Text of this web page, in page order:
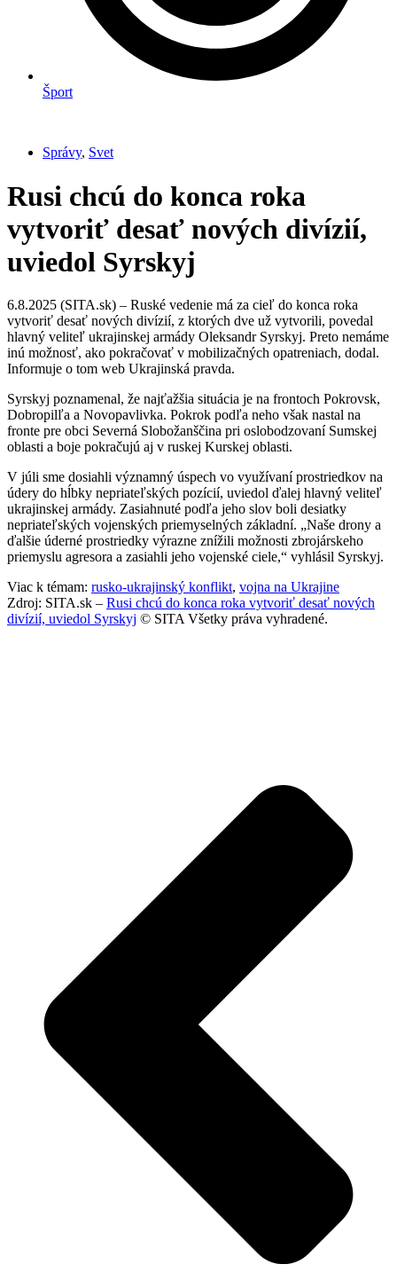
Šport
Správy, Svet
Rusi chcú do konca roka
vytvoriť desať nových divízií,
uviedol Syrskyj
6.8.2025 (SITA.sk) – Ruské vedenie má za cieľ do konca roka
vytvoriť desať nových divízií, z ktorých dve už vytvorili, povedal
hlavný veliteľ ukrajinskej armády Oleksandr Syrskyj. Preto nemáme
inú možnosť, ako pokračovať v mobilizačných opatreniach, dodal.
Informuje o tom web Ukrajinská pravda.
Syrskyj poznamenal, že najťažšia situácia je na frontoch Pokrovsk,
Dobropilľa a Novopavlivka. Pokrok podľa neho však nastal na
fronte pre obci Severná Slobožanščina pri oslobodzovaní Sumskej
oblasti a boje pokračujú aj v ruskej Kurskej oblasti.
V júli sme dosiahli významný úspech vo využívaní prostriedkov na
údery do hĺbky nepriateľských pozícií, uviedol ďalej hlavný veliteľ
ukrajinskej armády. Zasiahnuté podľa jeho slov boli desiatky
nepriateľských vojenských priemyselných základní. „Naše drony a
ďalšie úderné prostriedky výrazne znížili možnosti zbrojárskeho
priemyslu agresora a zasiahli jeho vojenské ciele,“ vyhlásil Syrskyj.
Viac k témam: rusko-ukrajinský konflikt, vojna na Ukrajine
Zdroj: SITA.sk – Rusi chcú do konca roka vytvoriť desať nových
divízií, uviedol Syrskyj © SITA Všetky práva vyhradené.